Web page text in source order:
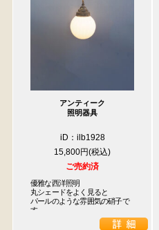
アンティーク
照明器具
iD：ilb1928
15,800円
ご売約済
優雅な西洋照明
丸シェードをよく見ると
パールのような雰囲気の硝子で
す